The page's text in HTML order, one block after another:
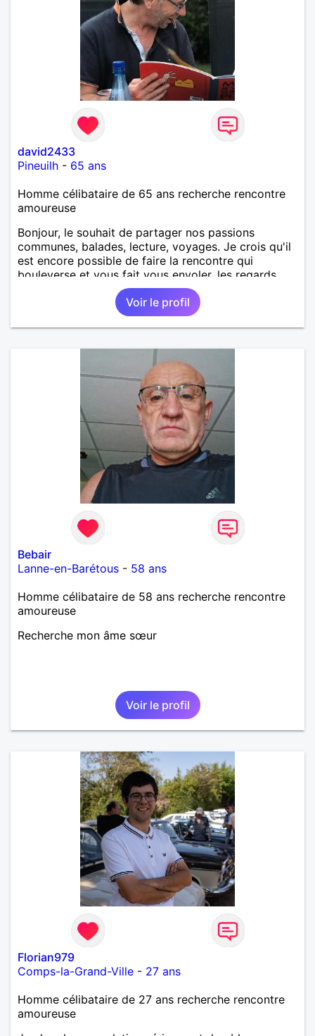
david2433
Pineuilh - 65 ans
Homme célibataire de 65 ans recherche rencontre
amoureuse
Bonjour, le souhait de partager nos passions
communes, balades, lecture, voyages. Je crois qu'il
est encore possible de faire la rencontre qui
bouleverse et vous fait vous envoler, les regards
complices, les mots et les silences qui apaisent,
Alors si comme moi tu as la même vision, parlons-
Voir le profil
Bebair
Lanne-en-Barétous - 58 ans
Homme célibataire de 58 ans recherche rencontre
amoureuse
Recherche mon âme sœur
Voir le profil
Florian979
Comps-la-Grand-Ville - 27 ans
Homme célibataire de 27 ans recherche rencontre
amoureuse